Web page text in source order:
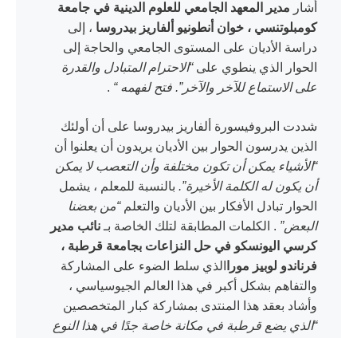
أشار مدير المعهد الجامعي للعلوم الدينية في جامعة
كومبلوتنسي ، خوان أنطونيو ألفاريز بيدروسا ، إلى
دراسة الأديان على المستوى الجامعي والحاجة إلى
الحوار الذي ينطوي على“الاحترام المتبادل والقدرة
على الاستماع للآخر والآخر”. فتح لفهمه “ .
شددت البروفيسورة ألفاريز بيدروسا على أن أولئك
الذين يدرسون الحوار بين الأديان يريدون أن يعلنوا أن
“الأشياء يمكن أن تكون مختلفة وأن التعصب لا يمكن
أن يكون له الكلمة الأخيرة”. بالنسبة للمعلم ، يشمل
الحوار تبادل الأفكار بين الأديان والتعلم“من بعضنا
البعض” . الكلمات المطابقة لتلك الخاصة بـنائب مدير
كرسي اليونسكو في حل النزاعات بجامعة قرطبة ،
فرناندو لوبيز مورا
الذي سلط الضوء على المشاركة
والتفاهم بشكل أكبر في هذا العالم الجيوسياسي ،
وأشاد بعقد هذا المنتدى بمشاركة كبار المتخصصين
“الذي يضع قرطبة في مكانة خاصة جدًا في هذا النوع